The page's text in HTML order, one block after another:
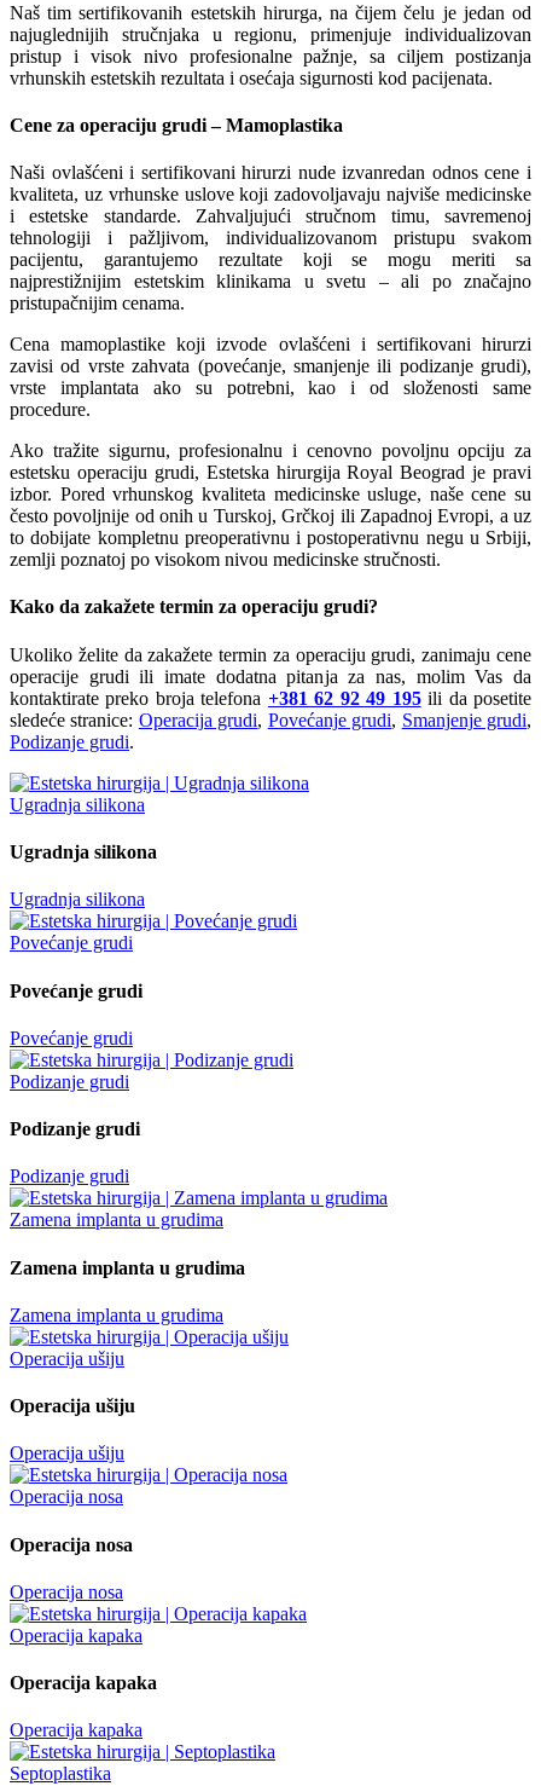
Naš tim sertifikovanih estetskih hirurga, na čijem čelu je jedan od
najuglednijih stručnjaka u regionu, primenjuje individualizovan
pristup i visok nivo profesionalne pažnje, sa ciljem postizanja
vrhunskih estetskih rezultata i osećaja sigurnosti kod pacijenata.
Cene za operaciju grudi – Mamoplastika
Naši ovlašćeni i sertifikovani hirurzi nude izvanredan odnos cene i
kvaliteta, uz vrhunske uslove koji zadovoljavaju najviše medicinske
i estetske standarde. Zahvaljujući stručnom timu, savremenoj
tehnologiji i pažljivom, individualizovanom pristupu svakom
pacijentu, garantujemo rezultate koji se mogu meriti sa
najprestižnijim estetskim klinikama u svetu – ali po značajno
pristupačnijim cenama.
Cena mamoplastike koji izvode ovlašćeni i sertifikovani hirurzi
zavisi od vrste zahvata (povećanje, smanjenje ili podizanje grudi),
vrste implantata ako su potrebni, kao i od složenosti same
procedure.
Ako tražite sigurnu, profesionalnu i cenovno povoljnu opciju za
estetsku operaciju grudi, Estetska hirurgija Royal Beograd je pravi
izbor. Pored vrhunskog kvaliteta medicinske usluge, naše cene su
često povoljnije od onih u Turskoj, Grčkoj ili Zapadnoj Evropi, a uz
to dobijate kompletnu preoperativnu i postoperativnu negu u Srbiji,
zemlji poznatoj po visokom nivou medicinske stručnosti.
Kako da zakažete termin za operaciju grudi?
Ukoliko želite da zakažete termin za operaciju grudi, zanimaju cene
operacije grudi ili imate dodatna pitanja za nas, molim Vas da
kontaktirate preko broja telefona +381 62 92 49 195ili da posetite
sledeće stranice: Operacija grudi, Povećanje grudi, Smanjenje grudi,
Podizanje grudi.
Ugradnja silikona
Ugradnja silikona
Ugradnja silikona
Povećanje grudi
Povećanje grudi
Povećanje grudi
Podizanje grudi
Podizanje grudi
Podizanje grudi
Zamena implanta u grudima
Zamena implanta u grudima
Zamena implanta u grudima
Operacija ušiju
Operacija ušiju
Operacija ušiju
Operacija nosa
Operacija nosa
Operacija nosa
Operacija kapaka
Operacija kapaka
Operacija kapaka
Septoplastika